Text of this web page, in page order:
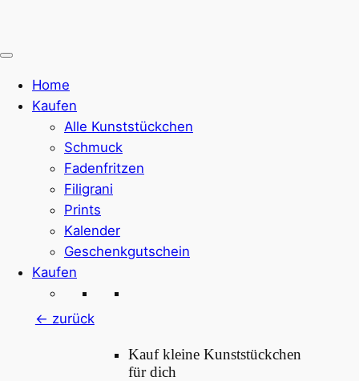
springen
Home
Kaufen
Alle Kunststückchen
Schmuck
Fadenfritzen
Filigrani
Prints
Kalender
Geschenkgutschein
Kaufen
Kauf kleine Kunststückchen
für dich
<- zurück